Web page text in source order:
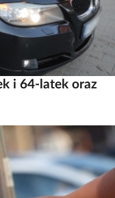
i 64-latek oraz